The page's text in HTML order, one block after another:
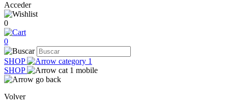
Acceder
0
0
SHOP
SHOP
Volver